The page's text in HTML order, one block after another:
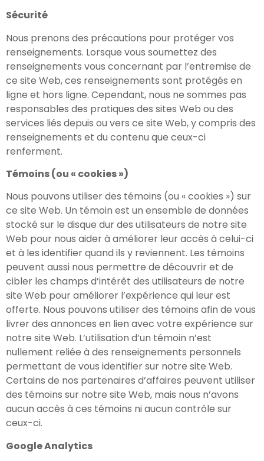
Sécurité
Nous prenons des précautions pour protéger vos
renseignements. Lorsque vous soumettez des
renseignements vous concernant par l’entremise de
ce site Web, ces renseignements sont protégés en
ligne et hors ligne. Cependant, nous ne sommes pas
responsables des pratiques des sites Web ou des
services liés depuis ou vers ce site Web, y compris des
renseignements et du contenu que ceux-ci
renferment.
Témoins (ou « cookies »)
Nous pouvons utiliser des témoins (ou « cookies ») sur
ce site Web. Un témoin est un ensemble de données
stocké sur le disque dur des utilisateurs de notre site
Web pour nous aider à améliorer leur accès à celui-ci
et à les identifier quand ils y reviennent. Les témoins
peuvent aussi nous permettre de découvrir et de
cibler les champs d’intérêt des utilisateurs de notre
site Web pour améliorer l’expérience qui leur est
offerte. Nous pouvons utiliser des témoins afin de vous
livrer des annonces en lien avec votre expérience sur
notre site Web. L’utilisation d’un témoin n’est
nullement reliée à des renseignements personnels
permettant de vous identifier sur notre site Web.
Certains de nos partenaires d’affaires peuvent utiliser
des témoins sur notre site Web, mais nous n’avons
aucun accès à ces témoins ni aucun contrôle sur
ceux-ci.
Google Analytics